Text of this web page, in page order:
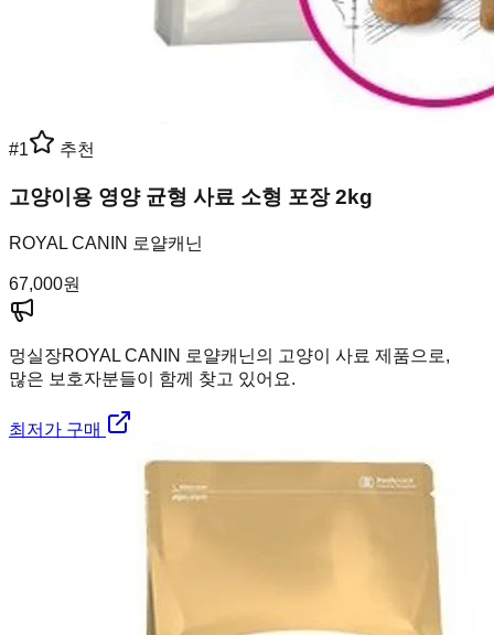
#1 추천
고양이용 영양 균형 사료 소형 포장 2kg
ROYAL CANIN 로얄캐닌
67,000원
멍실장ROYAL CANIN 로얄캐닌의 고양이 사료 제품으로,
많은 보호자분들이 함께 찾고 있어요.
최저가 구매